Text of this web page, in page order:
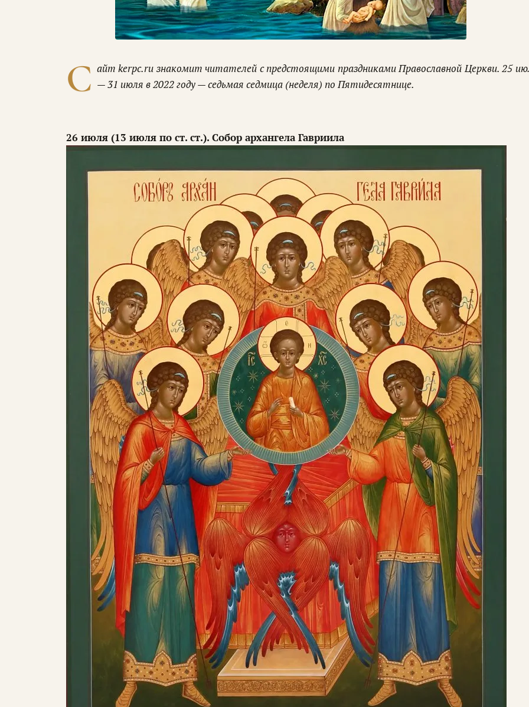
С айт kerpc.ru знакомит читателей с предстоящими праздниками Православной Церкви. 25
— 31 июля в 2022 году — седьмая седмица (неделя) по Пятидесятнице.
26 июля (13 июля по ст. ст.). Собор архангела Гавриила